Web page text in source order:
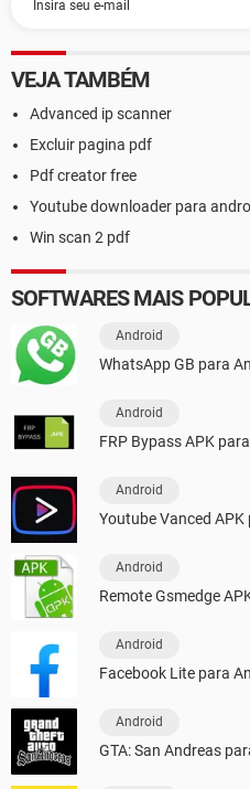
VEJA TAMBÉM
Advanced ip scanner
Excluir pagina pdf
Pdf creator free
Youtube downloader para
Win scan 2 pdf
SOFTWARES MAIS
Android
WhatsApp GB para
Android
FRP Bypass APK
Android
Youtube Vanced APK
Android
Remote Gsmedge
Android
Facebook Lite para
Android
GTA: San Andreas